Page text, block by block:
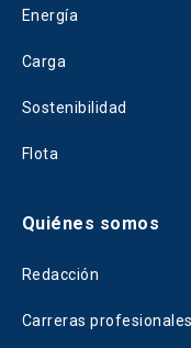
Energía
Carga
Sostenibilidad
Flota
Quiénes somos
Redacción
Carreras profesionales